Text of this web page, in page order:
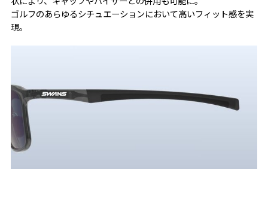
ゴルフのあらゆるシチュエーションにおいて高いフィット感を実
現。